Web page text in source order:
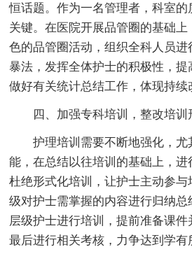
恒话题。作为一名管理者，科室
关键。在医院开展品管圈的基础
色的品管圈活动，组织全科人员
暴法，发挥全体护士的积极性，
做好有关统计总结工作，体现持续
四、加强专科培训，整改培
护理培训需要不断地强化，尤
能，在总结以往培训的基础上，进
杜绝形式化培训，让护士主动参
级对护士需掌握的内容进行归纳
层级护士进行培训，提前准备课件
最后进行相关考核，力争达到学有